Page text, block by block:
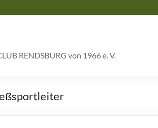
RENDSBURG von 1966 e. V.